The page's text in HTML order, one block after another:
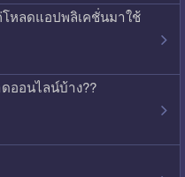
หลดแอปพลิเคชั่นมาใช้
ออนไลน์บ้าง??